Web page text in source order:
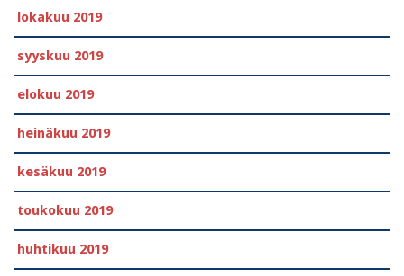
lokakuu 2019
syyskuu 2019
elokuu 2019
heinäkuu 2019
kesäkuu 2019
toukokuu 2019
huhtikuu 2019